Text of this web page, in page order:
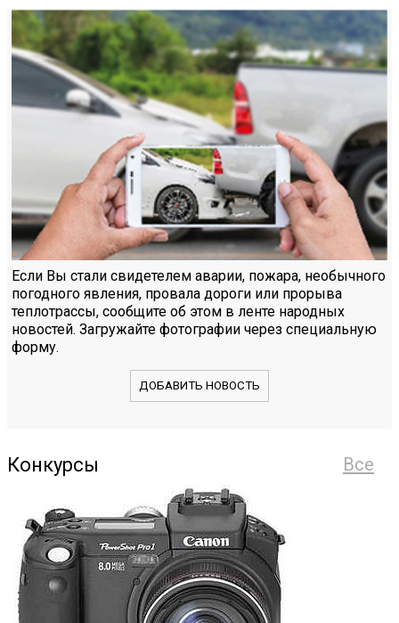
Если Вы стали свидетелем аварии, пожара, необычного
погодного явления, провала дороги или прорыва
теплотрассы, сообщите об этом в ленте народных
новостей. Загружайте фотографии через специальную
форму.
ДОБАВИТЬ НОВОСТЬ
Все
Конкурсы